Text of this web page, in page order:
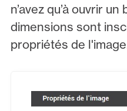
n’avez qu’à ouvrir un
dimensions sont
propriétés de